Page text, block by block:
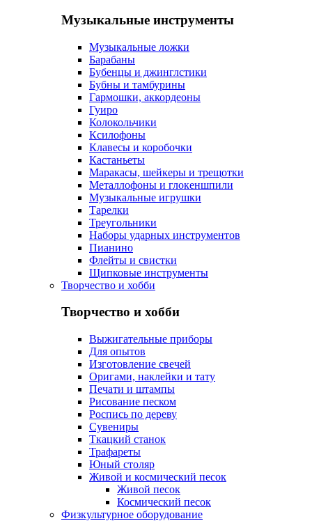
Музыкальные инструменты
Музыкальные ложки
Барабаны
Бубенцы и джинглстики
Бубны и тамбурины
Гармошки, аккордеоны
Гуиро
Колокольчики
Ксилофоны
Клавесы и коробочки
Кастаньеты
Маракасы, шейкеры и трещотки
Металлофоны и глокеншпили
Музыкальные игрушки
Тарелки
Треугольники
Наборы ударных инструментов
Пианино
Флейты и свистки
Щипковые инструменты
Творчество и хобби
Творчество и хобби
Выжигательные приборы
Для опытов
Изготовление свечей
Оригами, наклейки и тату
Печати и штампы
Рисование песком
Роспись по дереву
Сувениры
Ткацкий станок
Трафареты
Юный столяр
Живой и космический песок
Живой песок
Космический песок
Физкультурное оборудование